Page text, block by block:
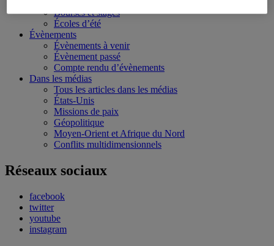
Bourses et stages
Écoles d’été
Évènements
Évènements à venir
Évènement passé
Compte rendu d’évènements
Dans les médias
Tous les articles dans les médias
États-Unis
Missions de paix
Géopolitique
Moyen-Orient et Afrique du Nord
Conflits multidimensionnels
Réseaux sociaux
facebook
twitter
youtube
instagram